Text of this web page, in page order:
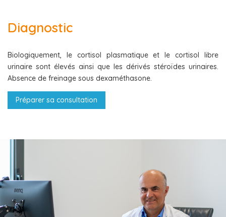
Diagnostic
Biologiquement, le cortisol plasmatique et le cortisol libre
urinaire sont élevés ainsi que les dérivés stéroïdes urinaires.
Absence de freinage sous dexaméthasone.
Préparer sa consultation